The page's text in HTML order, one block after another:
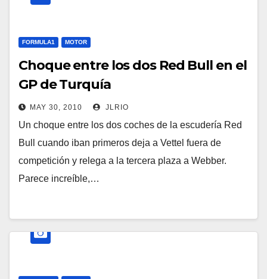
FORMULA1 MOTOR
Choque entre los dos Red Bull en el
GP de Turquía
MAY 30, 2010 JLRIO
Un choque entre los dos coches de la escudería Red
Bull cuando iban primeros deja a Vettel fuera de
competición y relega a la tercera plaza a Webber.
Parece increíble,…